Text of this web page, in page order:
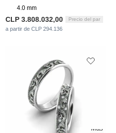
4.0 mm
CLP 3.808.032,00 Precio del par
a partir de CLP 294.136